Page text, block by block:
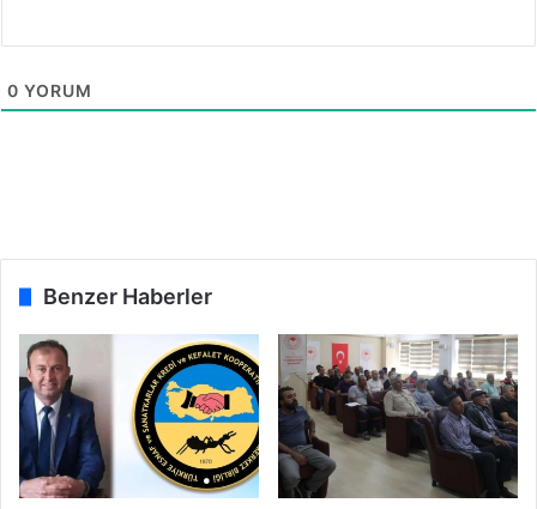
0 YORUM
Benzer Haberler